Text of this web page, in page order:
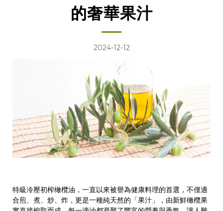
的奢華果汁
2024-12-12
特級冷壓初榨橄欖油，一直以來被譽為健康料理的首選，不僅適
合煎、煮、炒、炸，更是一種純天然的「果汁」，由新鮮橄欖果